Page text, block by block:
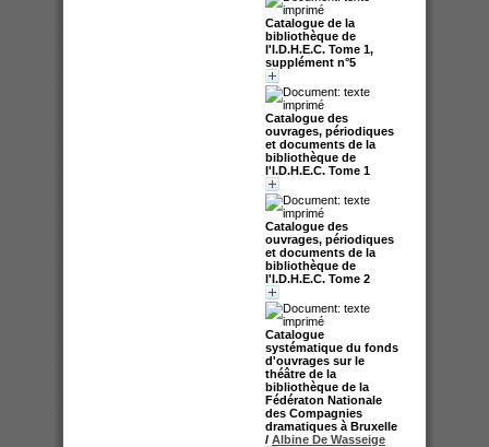
Catalogue de la
bibliothèque de
l'I.D.H.E.C. Tome 1,
supplément n°5
Catalogue des
ouvrages, périodiques
et documents de la
bibliothèque de
l'I.D.H.E.C. Tome 1
Catalogue des
ouvrages, périodiques
et documents de la
bibliothèque de
l'I.D.H.E.C. Tome 2
Catalogue
systématique du fonds
d'ouvrages sur le
théâtre de la
bibliothèque de la
Fédératon Nationale
des Compagnies
dramatiques à Bruxelle
/ Albine De Wasseige